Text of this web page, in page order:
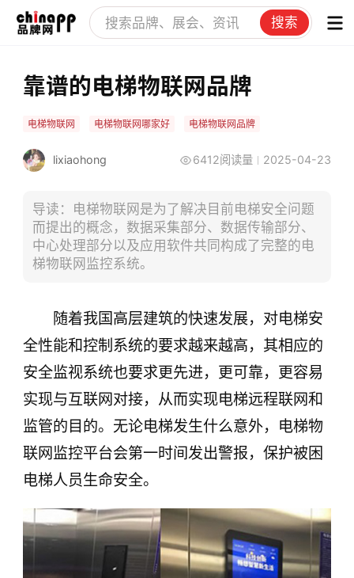
搜索
靠谱的电梯物联网品牌
电梯物联网 电梯物联网哪家好 电梯物联网品牌
lixiaohong 6412阅读量 2025-04-23
导读：电梯物联网是为了解决目前电梯安全问题
而提出的概念，数据采集部分、数据传输部分、
中心处理部分以及应用软件共同构成了完整的电
梯物联网监控系统。
随着我国高层建筑的快速发展，对电梯安
全性能和控制系统的要求越来越高，其相应的
安全监视系统也要求更先进，更可靠，更容易
实现与互联网对接，从而实现电梯远程联网和
监管的目的。无论电梯发生什么意外，电梯物
联网监控平台会第一时间发出警报，保护被困
电梯人员生命安全。